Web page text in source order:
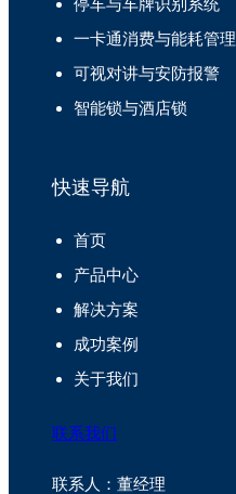
停车与车牌识别系统
一卡通消费与能耗管理
可视对讲与安防报警
智能锁与酒店锁
快速导航
首页
产品中心
解决方案
成功案例
关于我们
联系我们
联系人：董经理